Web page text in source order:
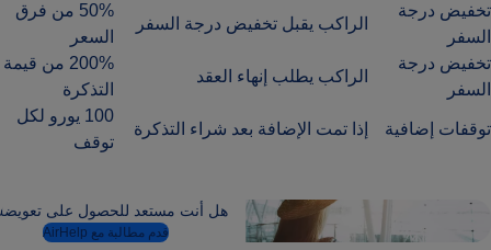
تخفيض درجة
السفر
الراكب يقبل تخفيض درجة السفر
50% من فرق
السعر
تخفيض درجة
السفر
الراكب يطلب إنهاء العقد
200% من قيمة
التذكرة
توقفات إضافية إذا تمت الإضافة بعد شراء التذكرة
100 يورو لكل
توقف
هل أنت مستعد للحصول على
قدم مطالبة مع AirHelp